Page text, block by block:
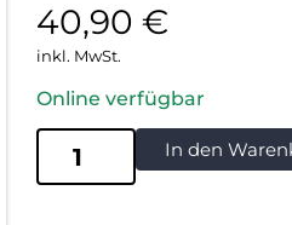
40,90 €
inkl. MwSt.
Online verfügbar
In den